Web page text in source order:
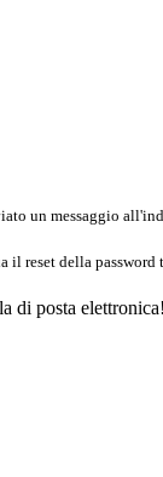
un messaggio
il reset della password
di posta elettronica!